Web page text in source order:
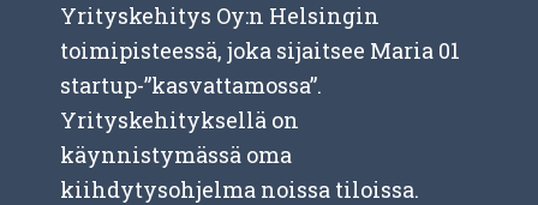
Yrityskehitys Oy:n Helsingin
toimipisteessä, joka sijaitsee Maria 01
startup-”kasvattamossa”.
Yrityskehityksellä on
käynnistymässä oma
kiihdytysohjelma noissa tiloissa.